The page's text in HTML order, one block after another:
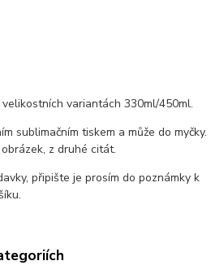
variantách 330ml/450ml.
sublimačním tiskem a může do myčky.
z druhé citát.
připište je prosím do poznámky k